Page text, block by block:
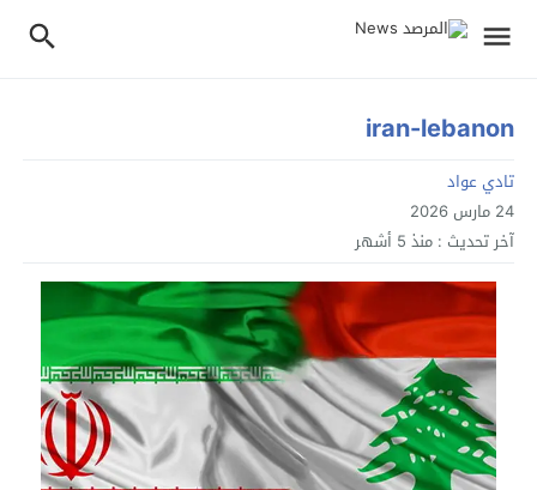
iran-lebanon
تادي عواد
24 مارس 2026
آخر تحديث : منذ 5 أشهر